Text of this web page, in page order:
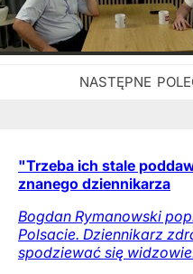
"Trzeba ich stale
znanego dziennikarza
Bogdan Rymanowski
Polsacie. Dziennikarz
spodziewać się